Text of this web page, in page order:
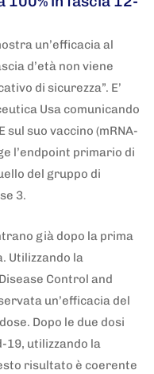
un’efficacia al
d’età non viene
di sicurezza”. E’
Usa comunicando
sul suo vaccino (mRNA-
l’endpoint primario di
del gruppo di
3.
già dopo la prima
Utilizzando la
Control and
un’efficacia del
Dopo le due dosi
19, utilizzando la
risultato è coerente